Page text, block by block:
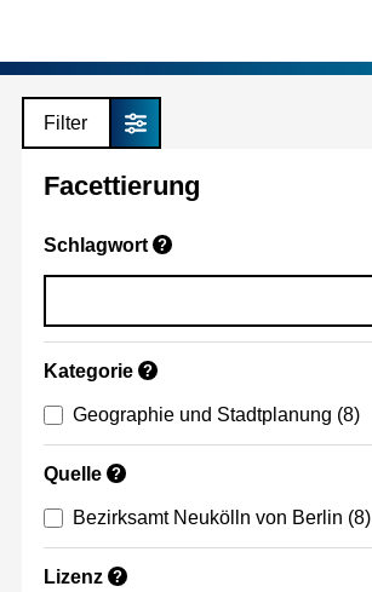
Filter
Facettierung
Schlagwort ?
Kategorie ?
Geographie und Stadtplanung (8)
Quelle ?
Bezirksamt Neukölln von Berlin (8)
Lizenz ?